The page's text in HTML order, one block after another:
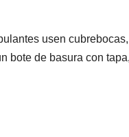
usen
bote de basura con